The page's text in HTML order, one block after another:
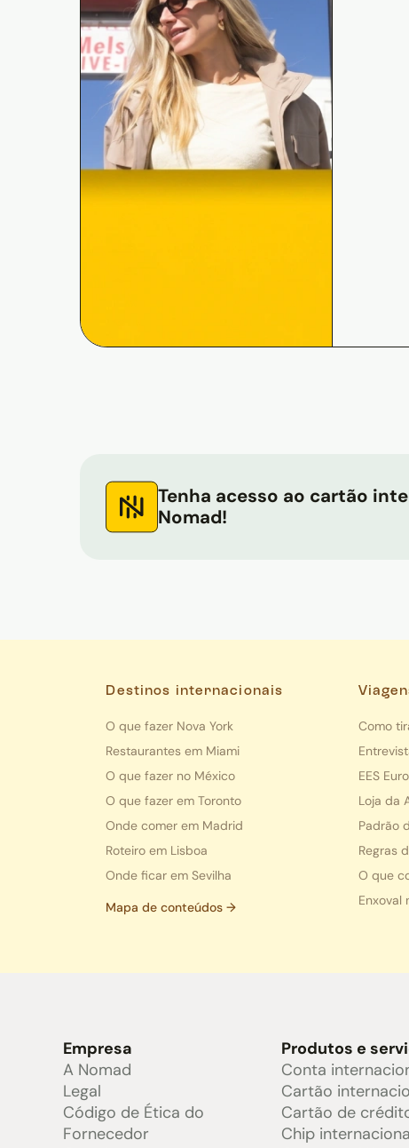
Tenha acesso ao cartão
Nomad!
Destinos internacionais
O que fazer Nova York
Restaurantes em Miami
O que fazer no México
O que fazer em Toronto
Onde comer em Madrid
Roteiro em Lisboa
Onde ficar em Sevilha
Mapa de conteúdos →
Como
EES
Loja da
Padrão
Regras
O que
Enxoval
Empresa
A Nomad
Legal
Código de Ética do
Fornecedor
Produtos e
Conta
Cartão
Cartão de
Chip